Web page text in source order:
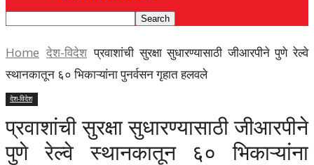
Home देश-विदेश प्रवाशांची सुरक्षा सुधारण्यासाठी जीआरपीने पुणे रेल्वे
स्थानकातून ६० भिकाऱ्यांना पुनर्वसन गृहात हलवले
देश-विदेश
प्रवाशांची सुरक्षा सुधारण्यासाठी जीआरपीने
पुणे रेल्वे स्थानकातून ६० भिकाऱ्यांना